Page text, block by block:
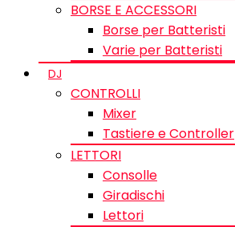
BORSE E ACCESSORI
Borse per Batteristi
Varie per Batteristi
DJ
CONTROLLI
Mixer
Tastiere e Controller
LETTORI
Consolle
Giradischi
Lettori